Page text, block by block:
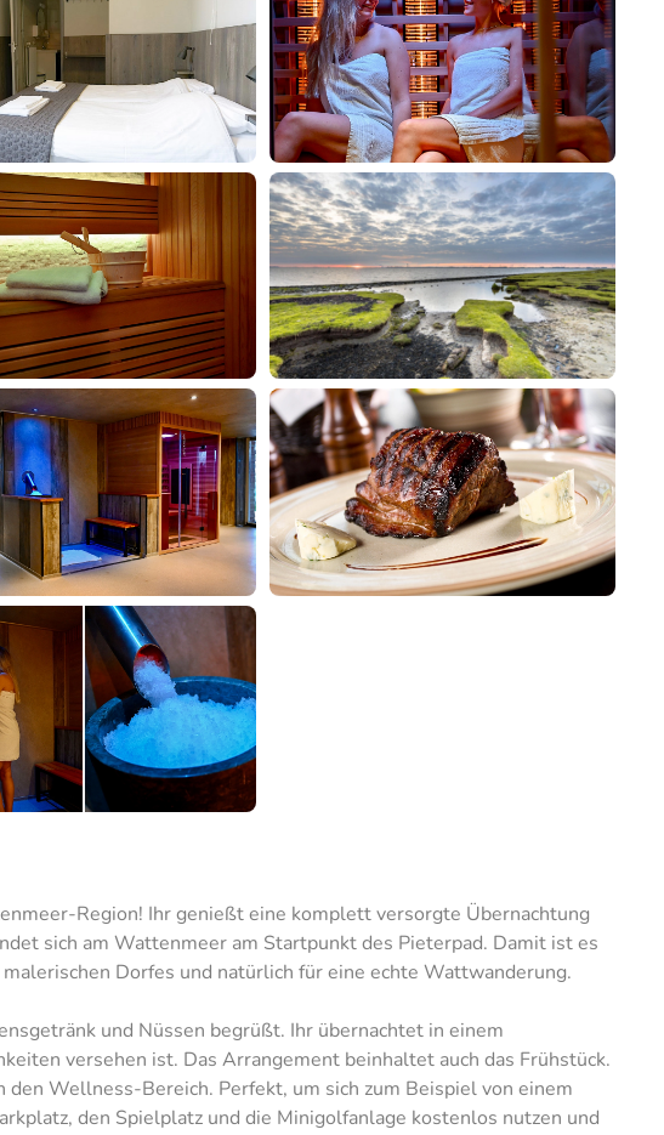
Region! Ihr genießt eine komplett versorgte Übernachtung
sich am Wattenmeer am Startpunkt des Pieterpad. Damit ist es
Dorfes und natürlich für eine echte Wattwanderung.
und Nüssen begrüßt. Ihr übernachtet in einem
versehen ist. Das Arrangement beinhaltet auch das Frühstück.
Wellness-Bereich. Perfekt, um sich zum Beispiel von einem
den Spielplatz und die Minigolfanlage kostenlos nutzen und